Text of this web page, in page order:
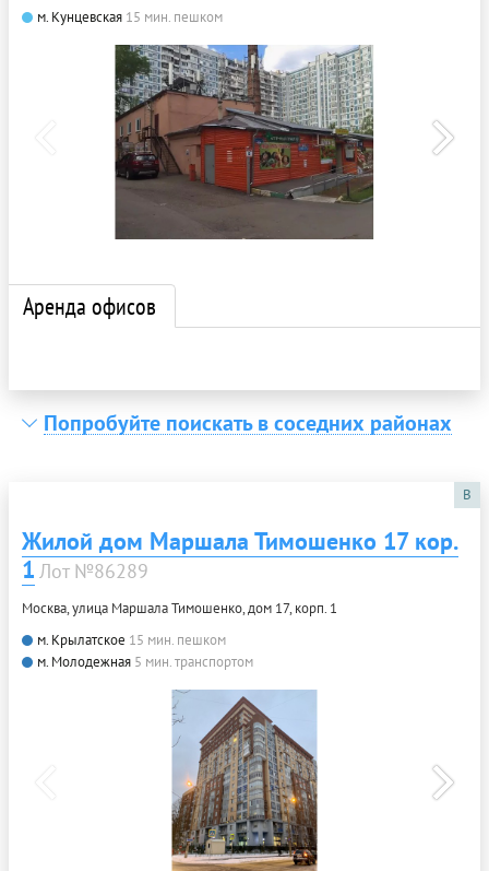
м. Кунцевская 15 мин. пешком
Аренда офисов
Попробуйте поискать в соседних районах
B
Жилой дом Маршала Тимошенко 17 кор.
1 Лот №86289
Москва, улица Маршала Тимошенко, дом 17, корп. 1
м. Крылатское 15 мин. пешком
м. Молодежная 5 мин. транспортом